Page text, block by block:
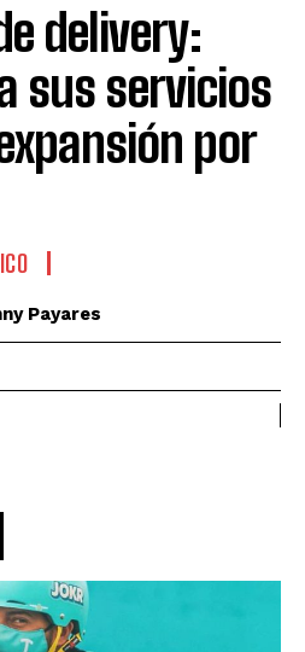
delivery:
sus servicios
por
Payares